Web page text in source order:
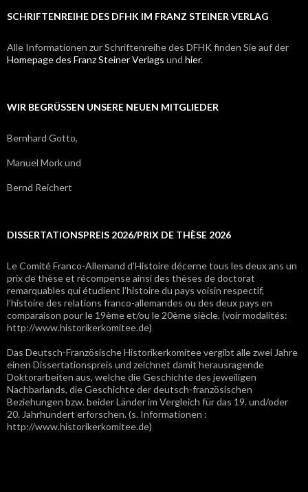
SCHRIFTENREIHE DES DFHK IM FRANZ STEINER VERLAG
Alle Informationen zur Schriftenreihe des DFHK finden Sie auf der
Homepage des Franz Steiner Verlags und hier.
WIR BEGRÜSSEN UNSERE NEUEN MITGLIEDER
Bernhard Gotto,
Manuel Mork und
Bernd Reichert
DISSERTATIONSPREIS 2026/PRIX DE THÈSE 2026
Le Comité Franco-Allemand d’Histoire décerne tous les deux ans un
prix de thèse et récompense ainsi des thèses de doctorat
remarquables qui étudient l’histoire du pays voisin respectif,
l’histoire des relations franco-allemandes ou des deux pays en
comparaison pour le 19ème et/ou le 20ème siècle. (voir modalités:
http://www.historikerkomitee.de)
Das Deutsch-Französische Historikerkomitee vergibt alle zwei Jahre
einen Dissertationspreis und zeichnet damit herausragende
Doktorarbeiten aus, welche die Geschichte des jeweiligen
Nachbarlands, die Geschichte der deutsch-französischen
Beziehungen bzw. beider Länder im Vergleich für das 19. und/oder
20. Jahrhundert erforschen. (s. Informationen :
http://www.historikerkomitee.de)